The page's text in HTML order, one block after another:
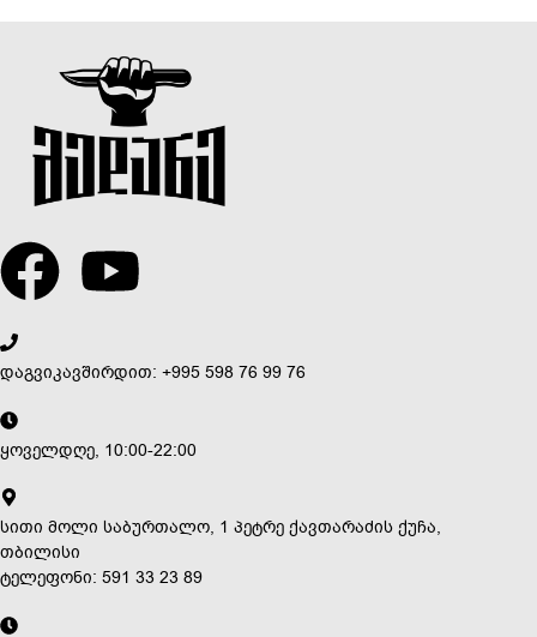
დაგვიკავშირდით: +995 598 76 99 76
ყოველდღე, 10:00-22:00
სითი მოლი საბურთალო, 1 პეტრე ქავთარაძის ქუჩა,
თბილისი
ტელეფონი: 591 33 23 89